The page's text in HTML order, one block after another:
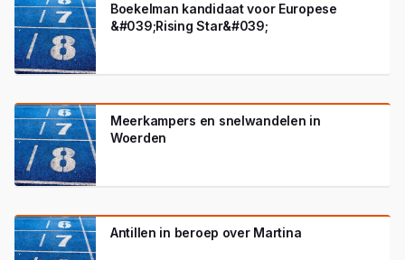
Boekelman kandidaat voor Europese
&#039;Rising Star&#039;
Meerkampers en snelwandelen in
Woerden
Antillen in beroep over Martina